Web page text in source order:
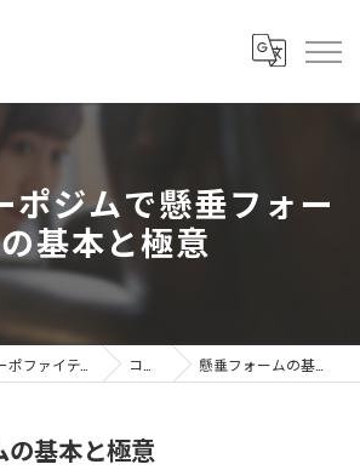
ポジムで懸垂フォー
基本と極意
コラム 懸垂フォームの基本と極意
の基本と極意